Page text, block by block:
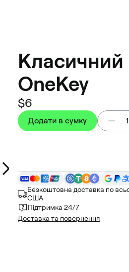
OneKey
$6
Додати в сумку 1
Безкоштовна доставка по
США
Підтримка 24/7
Доставка та повернення